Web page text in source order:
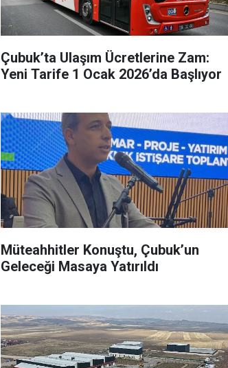
Çubuk’ta Ulaşım Ücretlerine Zam:
Yeni Tarife 1 Ocak 2026’da Başlıyor
Müteahhitler Konuştu, Çubuk’un
Geleceği Masaya Yatırıldı